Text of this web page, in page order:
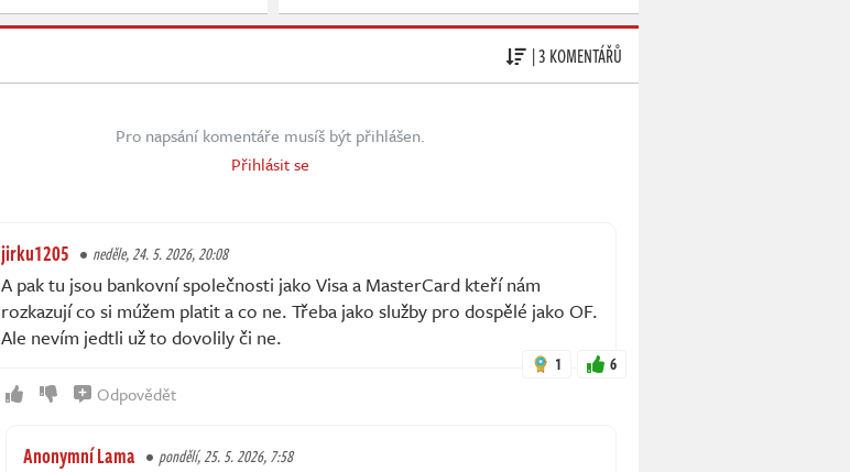
| 3 KOMENTÁŘŮ
Pro napsání komentáře musíš být přihlášen.
Přihlásit se
jirku1205 neděle, 24. 5. 2026, 20:08
A pak tu jsou bankovní společnosti jako Visa a MasterCard kteří nám
rozkazují co si múžem platit a co ne. Třeba jako služby pro dospělé jako OF.
Ale nevím jedtli už to dovolily či ne.
1 6
Odpovědět
Anonymní Lama pondělí, 25. 5. 2026, 7:58